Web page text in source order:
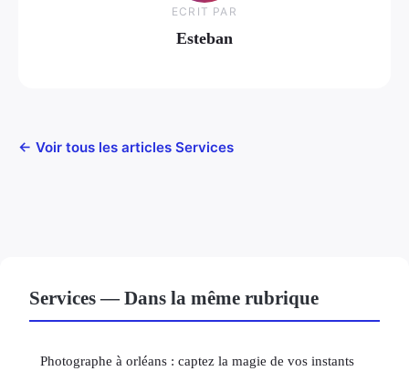
ECRIT PAR
Esteban
← Voir tous les articles Services
Services — Dans la même rubrique
Photographe à orléans : captez la magie de vos instants